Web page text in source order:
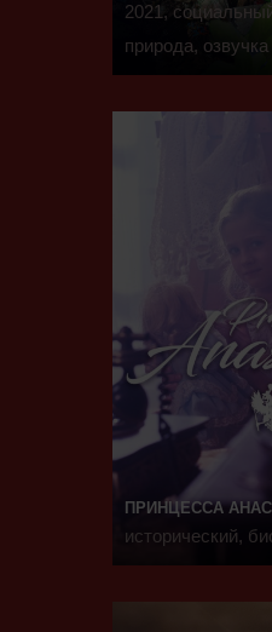
2021,
природа,
ПРИНЦЕССА
исторический,